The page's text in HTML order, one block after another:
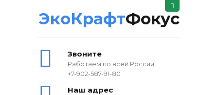
ЭкоКрафтФокус
Звоните
Работаем по всей России:
+7-902-587-91-80
Наш адрес